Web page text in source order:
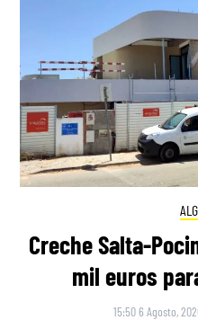
Creche Salta-
mil euros
15:50 6 Agosto,